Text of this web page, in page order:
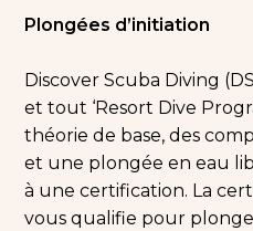
Plongées d’initiation
Discover Scuba Diving
et tout ‘Resort Dive
théorie de base, des
et une plongée en eau
à une certification. La
vous qualifie pour